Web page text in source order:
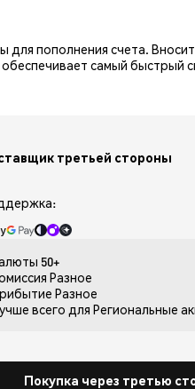
пополнения счета.
самый быстрый
третьей стороны
50+
Разное
Разное
всего для Региональные
Покупка через третью